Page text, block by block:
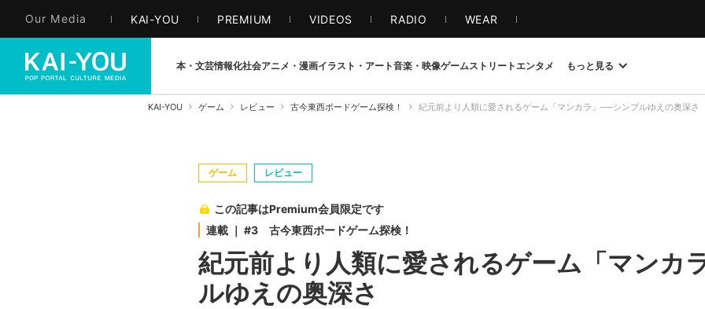
Our Media KAI-YOU PREMIUM VIDEOS RADIO WEAR
本・文芸情報化社会アニメ・漫画イラスト・アート音楽・映像ゲームストリート エンタメ もっと見る
KAI-YOU ゲーム レビュー 古今東西ボードゲーム探検！ 紀元前より人類に愛されるゲーム「マンカラ」──シンプルゆえの奥深さ
ゲーム レビュー
この記事はPremium会員限定です
連載 ｜ #3 古今東西ボードゲーム探検！
紀元前より人類に愛されるゲーム「マンカ
ルゆえの奥深さ